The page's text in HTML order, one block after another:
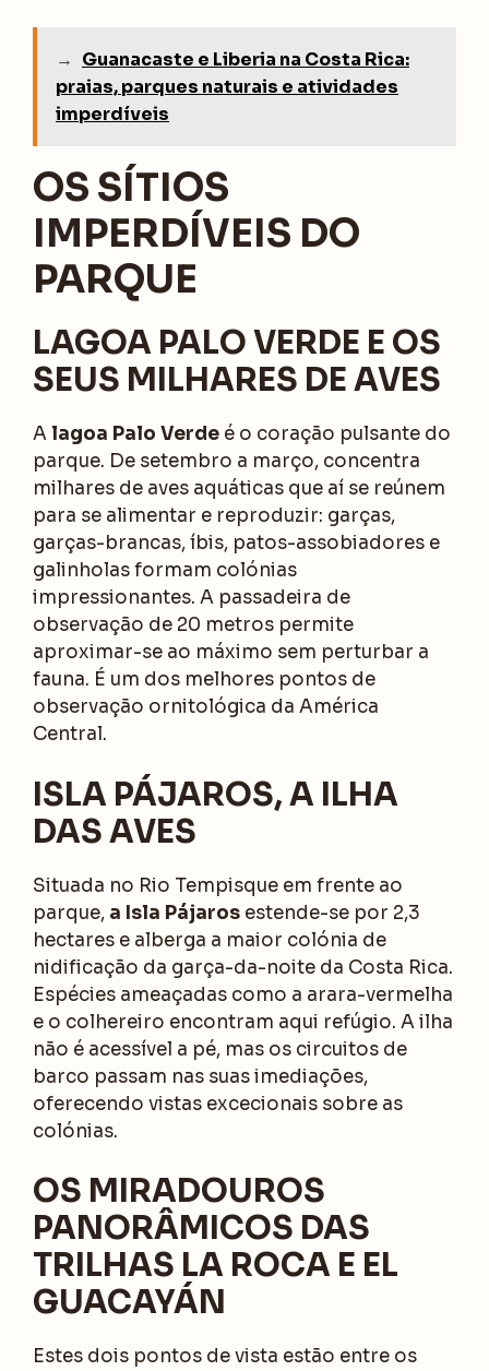
→ Guanacaste e Liberia na Costa Rica:
praias, parques naturais e atividades
imperdíveis
OS SÍTIOS
IMPERDÍVEIS DO
PARQUE
LAGOA PALO VERDE E OS
SEUS MILHARES DE AVES
Alagoa Palo Verde é o coração pulsante do
parque. De setembro a março, concentra
milhares de aves aquáticas que aí se reúnem
para se alimentar e reproduzir: garças,
garças-brancas, íbis, patos-assobiadores e
galinholas formam colónias
impressionantes. A passadeira de
observação de 20 metros permite
aproximar-se ao máximo sem perturbar a
fauna. É um dos melhores pontos de
observação ornitológica da América
Central.
ISLA PÁJAROS, A ILHA
DAS AVES
Situada no Rio Tempisque em frente ao
parque, a Isla Pájaros estende-se por 2,3
hectares e alberga a maior colónia de
nidificação da garça-da-noite da Costa Rica.
Espécies ameaçadas como a arara-vermelha
e o colhereiro encontram aqui refúgio. A ilha
não é acessível a pé, mas os circuitos de
barco passam nas suas imediações,
oferecendo vistas excecionais sobre as
colónias.
OS MIRADOUROS
PANORÂMICOS DAS
TRILHAS LA ROCA E EL
GUACAYÁN
Estes dois pontos de vista estão entre os